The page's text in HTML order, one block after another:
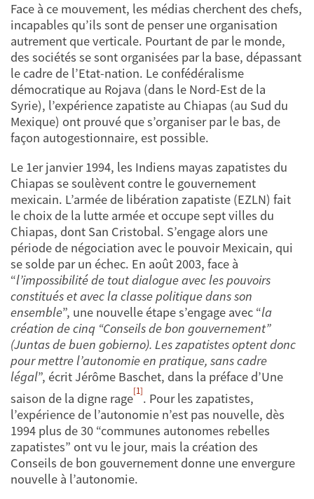
Face à ce mouvement, les médias cherchent des chefs,
incapables qu’ils sont de penser une organisation
autrement que verticale. Pourtant de par le monde,
des sociétés se sont organisées par la base, dépassant
le cadre de l’Etat-nation. Le confédéralisme
démocratique au Rojava (dans le Nord-Est de la
Syrie), l’expérience zapatiste au Chiapas (au Sud du
Mexique) ont prouvé que s’organiser par le bas, de
façon autogestionnaire, est possible.
Le 1er janvier 1994, les Indiens mayas zapatistes du
Chiapas se soulèvent contre le gouvernement
mexicain. L’armée de libération zapatiste (EZLN) fait
le choix de la lutte armée et occupe sept villes du
Chiapas, dont San Cristobal. S’engage alors une
période de négociation avec le pouvoir Mexicain, qui
se solde par un échec. En août 2003, face à
“l’impossibilité de tout dialogue avec les pouvoirs
constitués et avec la classe politique dans son
ensemble”, une nouvelle étape s’engage avec “la
création de cinq “Conseils de bon gouvernement”
(Juntas de buen gobierno). Les zapatistes optent donc
pour mettre l’autonomie en pratique, sans cadre
légal”, écrit Jérôme Baschet, dans la préface d’Une
saison de la digne rage
[1]
. Pour les zapatistes,
l’expérience de l’autonomie n’est pas nouvelle, dès
1994 plus de 30 “communes autonomes rebelles
zapatistes” ont vu le jour, mais la création des
Conseils de bon gouvernement donne une envergure
nouvelle à l’autonomie.